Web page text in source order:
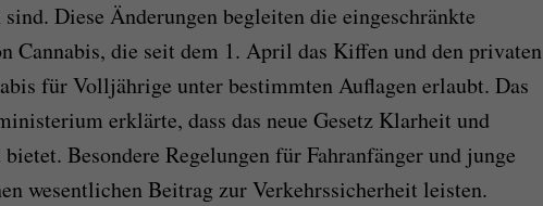
Diese Änderungen begleiten die eingeschränkte
Cannabis, die seit dem 1. April das Kiffen und den privaten
für Volljährige unter bestimmten Auflagen erlaubt. Das
erklärte, dass das neue Gesetz Klarheit und
Besondere Regelungen für Fahranfänger und junge
wesentlichen Beitrag zur Verkehrssicherheit leisten.